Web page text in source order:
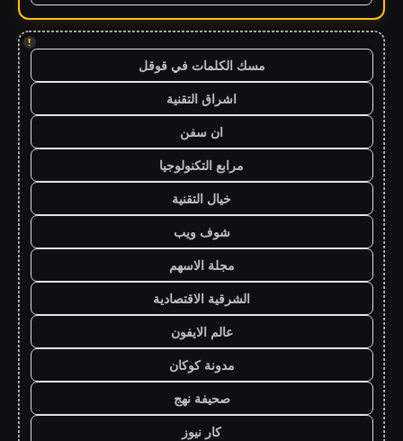
!
مسك الكلمات في قوقل
اشراق التقنية
ان سفن
مرابع التكنولوجيا
خيال التقنية
شوف ويب
مجلة الاسهم
الشرقية الاقتصادية
عالم الايفون
مدونة كوكان
صحيفة نهج
كار نيوز